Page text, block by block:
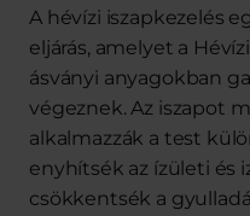
A hévízi iszapkezelés
eljárás, amelyet a
ásványi anyagokban
végeznek. Az iszapot
alkalmazzák a test
enyhítsék az ízületi és
csökkentsék a